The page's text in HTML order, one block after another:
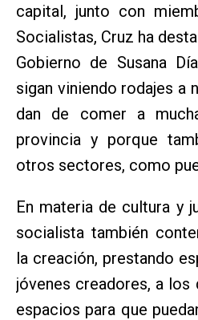
capital, junto con
Socialistas, Cruz ha
Gobierno de Susana
sigan viniendo rodajes a
dan de comer a
provincia y porque
otros sectores, como
En materia de cultura y
socialista también
la creación, prestando
jóvenes creadores, a
espacios para que